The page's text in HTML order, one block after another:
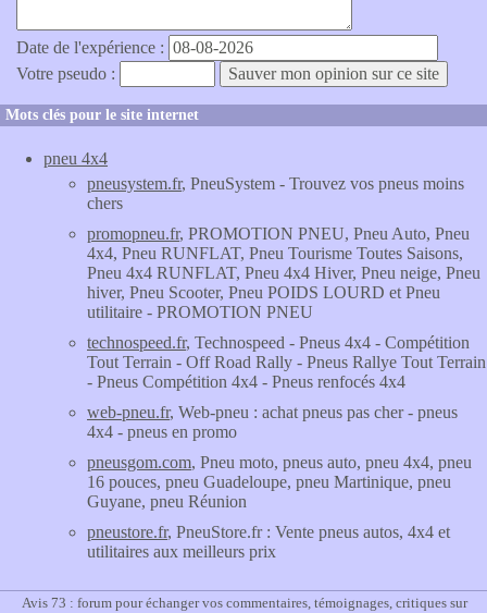
Date de l'expérience :
Votre pseudo :
Mots clés pour le site internet
pneu 4x4
pneusystem.fr, PneuSystem - Trouvez vos pneus moins
chers
promopneu.fr, PROMOTION PNEU, Pneu Auto, Pneu
4x4, Pneu RUNFLAT, Pneu Tourisme Toutes Saisons,
Pneu 4x4 RUNFLAT, Pneu 4x4 Hiver, Pneu neige, Pneu
hiver, Pneu Scooter, Pneu POIDS LOURD et Pneu
utilitaire - PROMOTION PNEU
technospeed.fr, Technospeed - Pneus 4x4 - Compétition
Tout Terrain - Off Road Rally - Pneus Rallye Tout Terrain
- Pneus Compétition 4x4 - Pneus renfocés 4x4
web-pneu.fr, Web-pneu : achat pneus pas cher - pneus
4x4 - pneus en promo
pneusgom.com, Pneu moto, pneus auto, pneu 4x4, pneu
16 pouces, pneu Guadeloupe, pneu Martinique, pneu
Guyane, pneu Réunion
pneustore.fr, PneuStore.fr : Vente pneus autos, 4x4 et
utilitaires aux meilleurs prix
Avis 73 : forum pour échanger vos commentaires, témoignages, critiques sur